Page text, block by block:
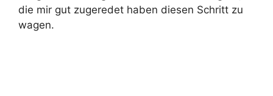
die mir gut zugeredet haben diesen Schritt zu
wagen.